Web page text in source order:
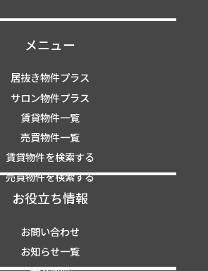
メニュー
居抜き物件プラス
サロン物件プラス
賃貸物件一覧
売買物件一覧
賃貸物件を検索する
売買物件を検索する
お役立ち情報
お問い合わせ
お知らせ一覧